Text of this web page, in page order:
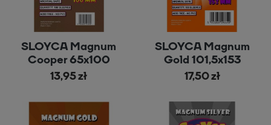
SLOYCA Magnum
Cooper 65x100
13,95 zł
SLOYCA Magnum
Gold 101,5x153
17,50 zł